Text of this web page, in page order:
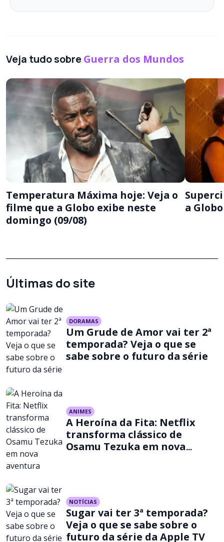
Veja tudo sobreGuerra dos Mundos
Temperatura Máxima hoje: Veja o
filme que a Globo exibe neste
domingo (09/08)
a
Últimas do site
DORAMAS
Um Grude de Amor vai ter 2ª
temporada? Veja o que se
sabe sobre o futuro da série
ANIMES
A Heroína da Fita: Netflix
transforma clássico de
Osamu Tezuka em nova
NOTÍCIAS
Sugar vai ter 3ª temporada?
Veja o que se sabe sobre o
futuro da série da Apple TV